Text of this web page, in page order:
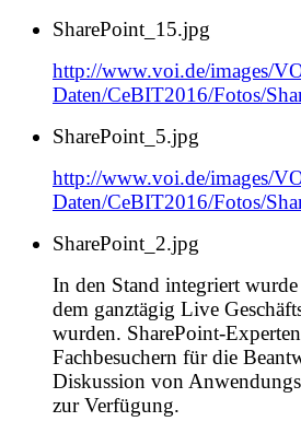
SharePoint_15.jpg
http://www.voi.de/images/
Daten/CeBIT2016/Fotos/
SharePoint_5.jpg
http://www.voi.de/images/
Daten/CeBIT2016/Fotos/
SharePoint_2.jpg
In den Stand integriert
dem ganztägig Live
wurden. SharePoint-
Fachbesuchern für die
Diskussion von
zur Verfügung.